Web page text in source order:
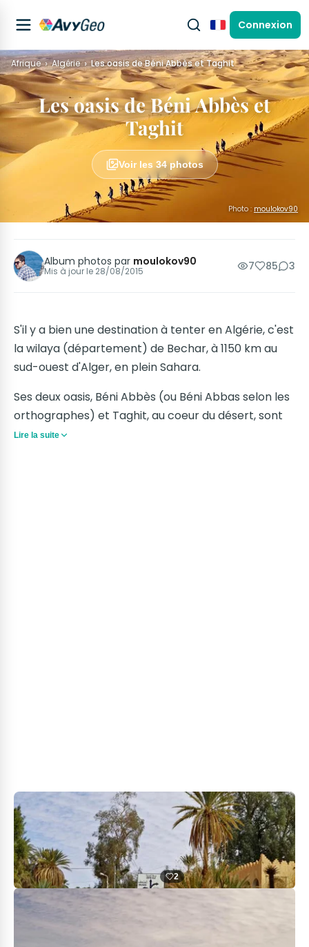
FrançaisConnexion
Afrique Algérie Les oasis de Béni Abbès et Taghit
Les oasis de Béni Abbès et
Taghit
Voir les 34 photos
Photo : moulokov90
Album photos par moulokov90
Mis à jour le 28/08/2015 7 85 3
S'il y a bien une destination à tenter en Algérie, c'est
la wilaya (département) de Bechar, à 1150 km au
sud-ouest d'Alger, en plein Sahara.
Ses deux oasis, Béni Abbès (ou Béni Abbas selon les
orthographes) et Taghit, au coeur du désert, sont
des trésors, avec leurs boutiques de souvenirs telles
vous avez un peu de chance, vous terminerez votre
journée par une baignade dans la piscine qui dit-on
est alimentée par une source locale...
Lire la suite
2